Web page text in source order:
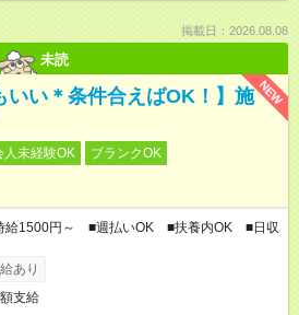
掲載日：2026.08.08
未読
NEW
いい＊条件合えばOK！】施
人未経験OK
ブランクOK
給1500円～ ■週払いOK ■扶養内OK ■日収
あり
支給